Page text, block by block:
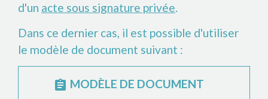
d'un acte sous signature privée.
Dans ce dernier cas, il est possible d'utiliser
le modèle de document suivant :
assignment MODÈLE DE DOCUMENT